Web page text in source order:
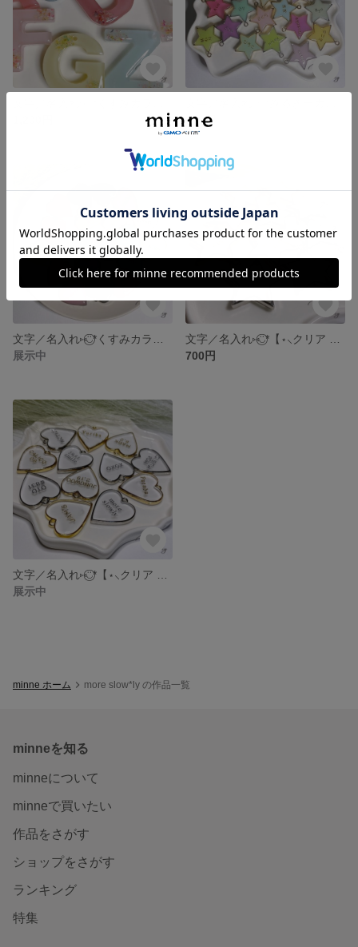
800円
展示中
700円
展示中
minne ホーム more slow*ly の作品一覧
minneを知る
minneについて
minneで買いたい
作品をさがす
ショップをさがす
ランキング
特集